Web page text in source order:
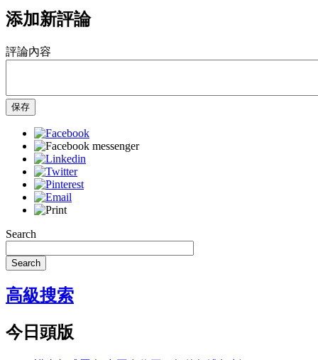
添加新評論
評論內容
保存
Search
Search
高級搜索
今日頭版